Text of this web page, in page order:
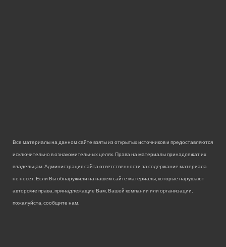
Все материалы на данном сайте взяты из открытых источников и предоставляются
исключительно в ознакомительных целях. Права на материалы принадлежат их
владельцам. Администрация сайта ответственности за содержание материала
не несет. Если Вы обнаружили на нашем сайте материалы, которые нарушают
авторские права, принадлежащие Вам, Вашей компании или организации,
пожалуйста, сообщите нам.